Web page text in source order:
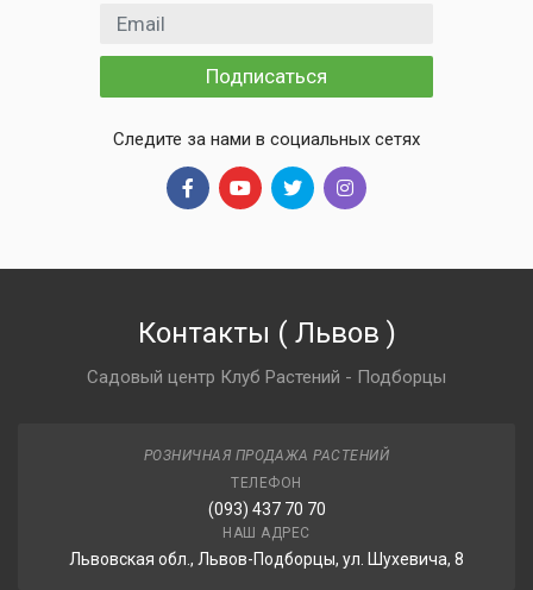
Email адрес
Подписаться
Следите за нами в социальных сетях
Контакты ( Львов )
Садовый центр Клуб Растений - Подборцы
РОЗНИЧНАЯ ПРОДАЖА РАСТЕНИЙ
ТЕЛЕФОН
(093) 437 70 70
НАШ АДРЕС
Львовская обл., Львов-Подборцы, ул. Шухевича, 8